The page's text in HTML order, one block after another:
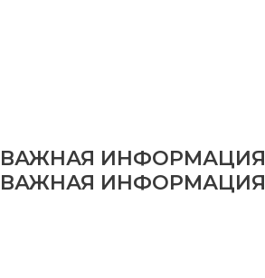
ВАЖНАЯ ИНФОРМАЦИЯ
ВАЖНАЯ ИНФОРМАЦИЯ